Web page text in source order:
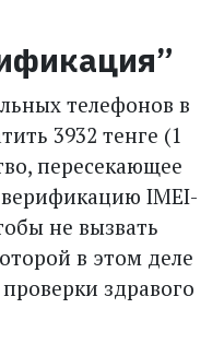
телефонов в
3932 тенге (1
пересекающее
IMEI-
не вызвать
в этом деле
здравого